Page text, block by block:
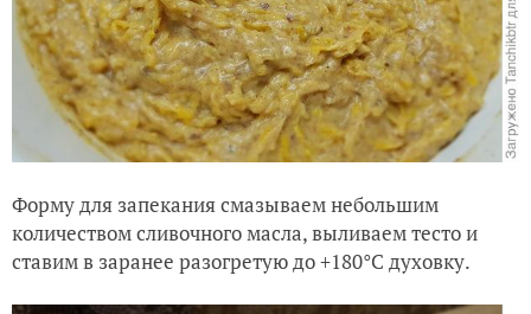
Форму для запекания смазываем небольшим
количеством сливочного масла, выливаем тесто и
ставим в заранее разогретую до +180°C духовку.